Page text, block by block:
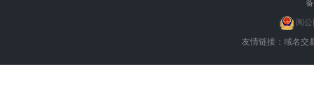
闽
友情链接： 域名交